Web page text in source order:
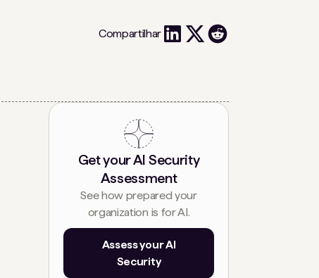
Compartilhar
Get your AI Security
Assessment
See how prepared your
organization is for AI.
Assess your AI
Security